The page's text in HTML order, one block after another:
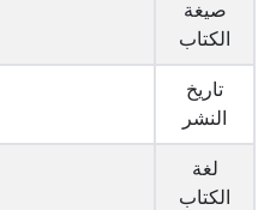
صيغة
الكتاب
تاريخ
النشر
لغة
الكتاب